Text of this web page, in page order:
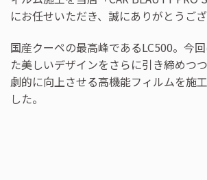
にお任せいただき、誠にありがとうござ
国産クーペの最高峰であるLC500。今
た美しいデザインをさらに引き締めつ
劇的に向上させる高機能フィルムを施
した。